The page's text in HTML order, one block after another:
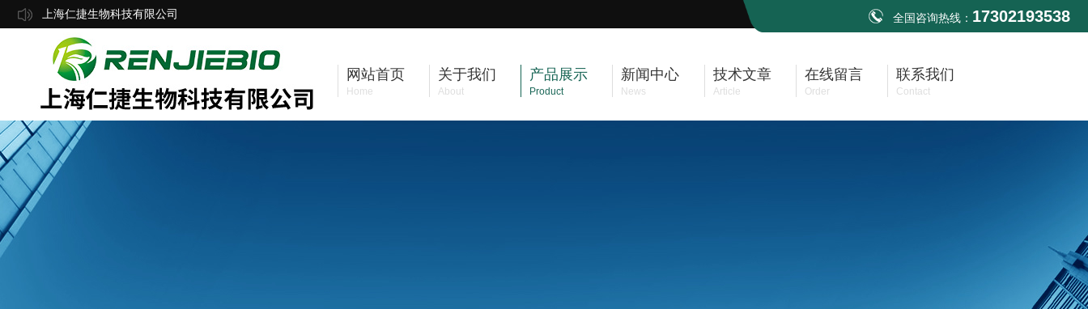
上海仁捷生物科技有限公司 全国咨询热线： 17302193538
网站首页
Home
关于我们
About
产品展示
Product
新闻中心
News
技术文章
Article
在线留言
Order
联系我们
Contact